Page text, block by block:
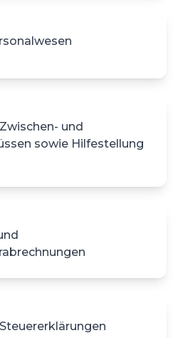
und
sowie Hilfestellung